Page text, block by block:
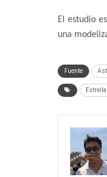
El estudio
una
Fuente